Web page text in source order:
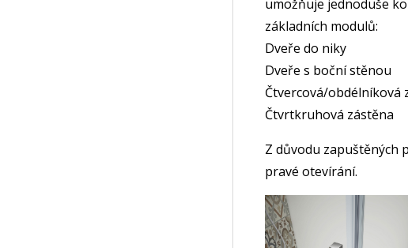
umožňuje jednoduše
základních modulů:
Dveře do niky
Dveře s boční stěnou
Čtvercová/obdélníková
Čtvrtkruhová zástěna
Z důvodu zapuštěných
pravé otevírání.